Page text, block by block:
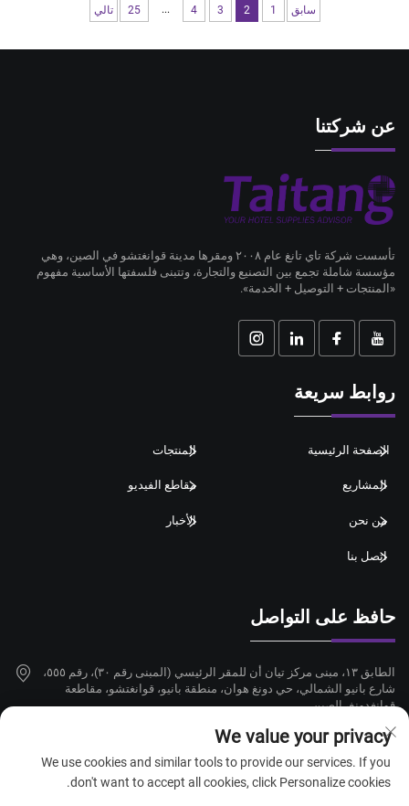
سابق 1
2
3
4
...
25 تالي
عن شركتنا
تأسست شركة تاي تانغ عام ٢٠٠٨ ومقرها مدينة قوانغتشو في الصين، وهي
مؤسسة شاملة تجمع بين التصنيع والتجارة، وتتبنى فلسفتها الأساسية مفهوم
«المنتجات + التوصيل + الخدمة».
روابط سريعة
الصفحة الرئيسية المنتجات
المشاريع مقاطع الفيديو
من نحن الأخبار
اتصل بنا
حافظ على التواصل
الطابق ١٣، مبنى مركز تيان أن للمقر الرئيسي (المبنى رقم ٣٠)، رقم ٥٥٥،
شارع بانيو الشمالي، حي دونغ هوان، منطقة بانيو، قوانغتشو، مقاطعة
قوانغدونغ، الصين
+86-18924068214
We value your privacy
We use cookies and similar tools to provide our services. If you
don't want to accept all cookies, click Personalize cookies.